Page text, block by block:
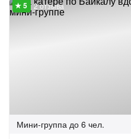
2 отзыва
Мини-группа до 6 чел.